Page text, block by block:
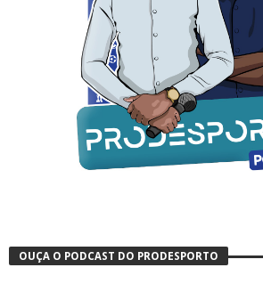
OUÇA O PODCAST DO PRODESPORTO